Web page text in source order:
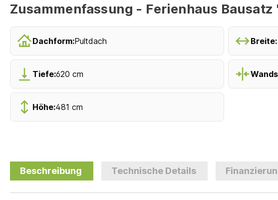
Zusammenfassung - Ferienhaus
Dachform:Pultdach Breite:
Tiefe:620 cm
Höhe:481 cm
Beschreibung Technische Details